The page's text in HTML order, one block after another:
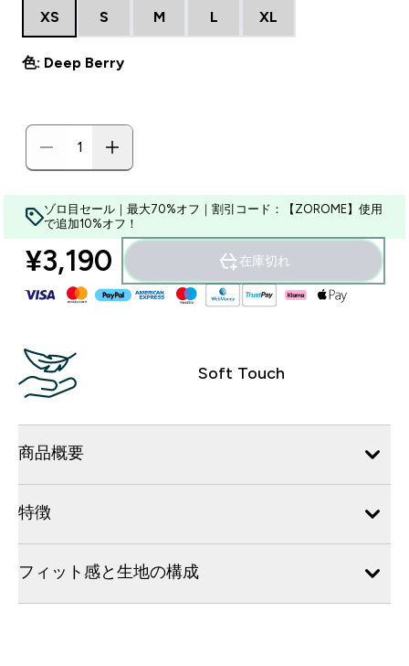
XS S M L XL
色: Deep Berry
ゾロ目セール｜最大70%オフ｜割引コード：【ZOROME】使用
で追加10%オフ！
¥3,190‎ 在庫切れ
Soft Touch
商品概要
特徴
フィット感と生地の構成